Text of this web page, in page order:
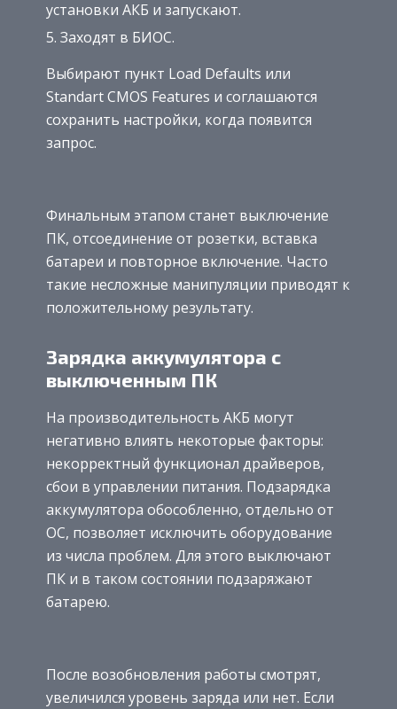
установки АКБ и запускают.
Заходят в БИОС.
Выбирают пункт Load Defaults или
Standart CMOS Features и соглашаются
сохранить настройки, когда появится
запрос.
Финальным этапом станет выключение
ПК, отсоединение от розетки, вставка
батареи и повторное включение. Часто
такие несложные манипуляции приводят к
положительному результату.
Зарядка аккумулятора с
выключенным ПК
На производительность АКБ могут
негативно влиять некоторые факторы:
некорректный функционал драйверов,
сбои в управлении питания. Подзарядка
аккумулятора обособленно, отдельно от
ОС, позволяет исключить оборудование
из числа проблем. Для этого выключают
ПК и в таком состоянии подзаряжают
батарею.
После возобновления работы смотрят,
увеличился уровень заряда или нет. Если